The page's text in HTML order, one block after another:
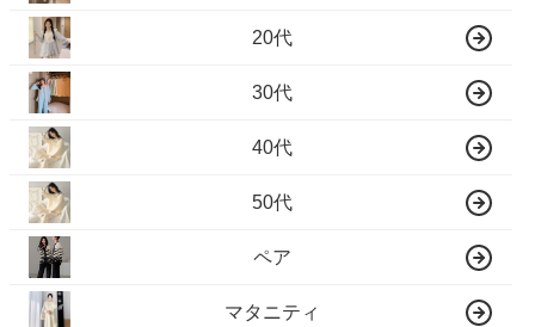
20代
30代
40代
50代
ペア
マタニティ